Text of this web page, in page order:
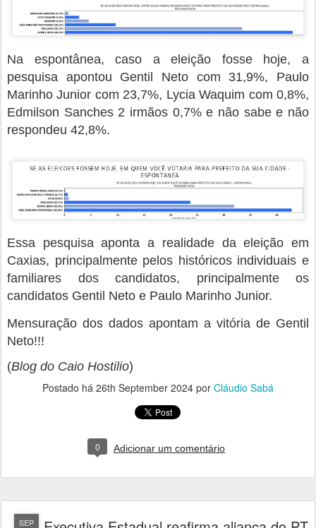
Na espontânea, caso a eleição fosse hoje, a
pesquisa apontou Gentil Neto com 31,9%, Paulo
Marinho Junior com 23,7%, Lycia Waquim com 0,8%,
Edmilson Sanches 2 irmãos 0,7% e não sabe e não
respondeu 42,8%.
Essa pesquisa aponta a realidade da eleição em
Caxias, principalmente pelos históricos individuais e
familiares dos candidatos, principalmente os
candidatos Gentil Neto e Paulo Marinho Junior.
Mensuração dos dados apontam a vitória de Gentil
Neto!!!
(Blog do Caio Hostilio)
Postado há 26th September 2024 por Cláudio Sabá
0 Adicionar um comentário
SEP